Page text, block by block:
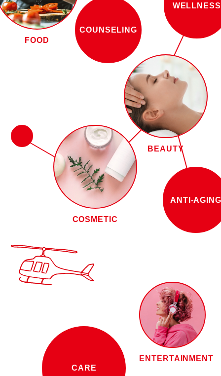
BEAUTY
FOOD
COSMETIC
COUNSELING
WELLNESS
ANTI-AGING
ENTERTAINMENT
CARE